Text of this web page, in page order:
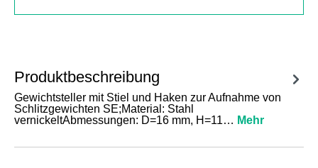
Produktbeschreibung
Gewichtsteller mit Stiel und Haken zur Aufnahme von
Schlitzgewichten SE;Material: Stahl
vernickeltAbmessungen: D=16 mm, H=11… Mehr